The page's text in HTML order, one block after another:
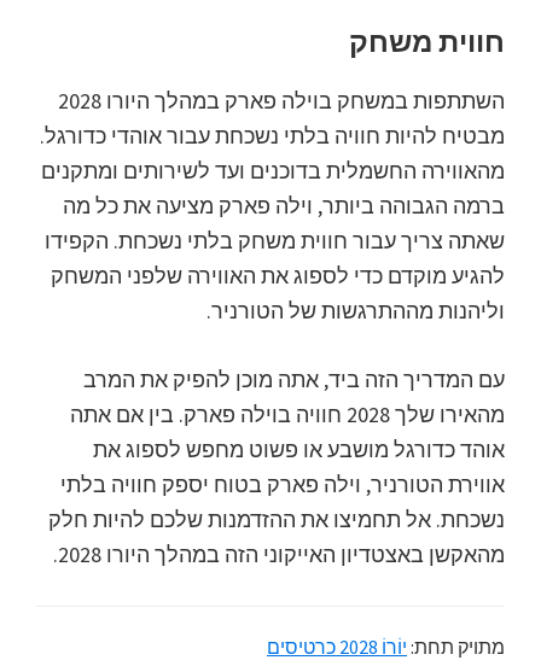
חווית משחק
השתתפות במשחק בוילה פארק במהלך היורו 2028
מבטיח להיות חוויה בלתי נשכחת עבור אוהדי כדורגל.
מהאווירה החשמלית בדוכנים ועד לשירותים ומתקנים
ברמה הגבוהה ביותר, וילה פארק מציעה את כל מה
שאתה צריך עבור חווית משחק בלתי נשכחת. הקפידו
להגיע מוקדם כדי לספוג את האווירה שלפני המשחק
וליהנות מההתרגשות של הטורניר.
עם המדריך הזה ביד, אתה מוכן להפיק את המרב
מהאירו שלך 2028 חוויה בוילה פארק. בין אם אתה
אוהד כדורגל מושבע או פשוט מחפש לספוג את
אווירת הטורניר, וילה פארק בטוח יספק חוויה בלתי
נשכחת. אל תחמיצו את ההזדמנות שלכם להיות חלק
מהאקשן באצטדיון האייקוני הזה במהלך היורו 2028.
מתויק תחת: יוֹרוֹ 2028 כרטיסים